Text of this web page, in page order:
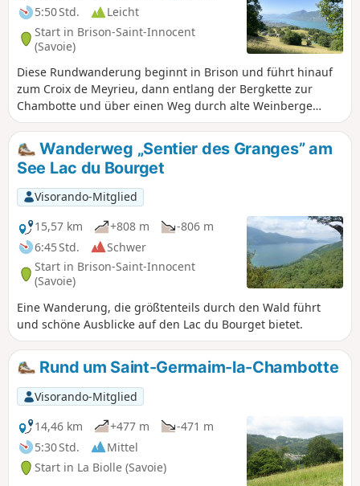
5:50 Std.
Leicht
Start in Brison-Saint-Innocent
(Savoie)
Diese Rundwanderung beginnt in Brison und führt hinauf
zum Croix de Meyrieu, dann entlang der Bergkette zur
Chambotte und über einen Weg durch alte Weinberge
zurück zum Ausgangspunkt. Diese Wanderung bietet
zahlreiche Aussichtspunkte auf den Lac du Bourget.
Wanderweg „Sentier des Granges” am
See Lac du Bourget
Visorando-Mitglied
15,57 km
+808 m
-806 m
6:45 Std.
Schwer
Start in Brison-Saint-Innocent
(Savoie)
Eine Wanderung, die größtenteils durch den Wald führt
und schöne Ausblicke auf den Lac du Bourget bietet.
Rund um Saint-Germaim-la-Chambotte
Visorando-Mitglied
14,46 km
+477 m
-471 m
5:30 Std.
Mittel
Start in La Biolle (Savoie)